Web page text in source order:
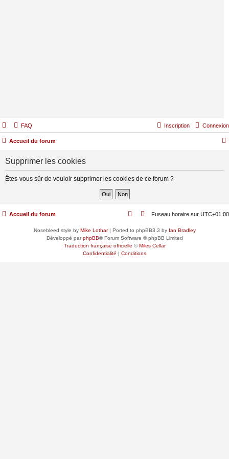
FAQ Connexion
Inscription
Accueil du forum
Supprimer les cookies
Êtes-vous sûr de vouloir supprimer les cookies de ce forum ?
Accueil du forum Fuseau horaire sur UTC+01:00
Nosebleed style by Mike Lothar| Ported to phpBB3.3 by Ian Bradley
Développé parphpBB® Forum Software © phpBB Limited
Traduction française officielle ©Miles Cellar
Confidentialité | Conditions